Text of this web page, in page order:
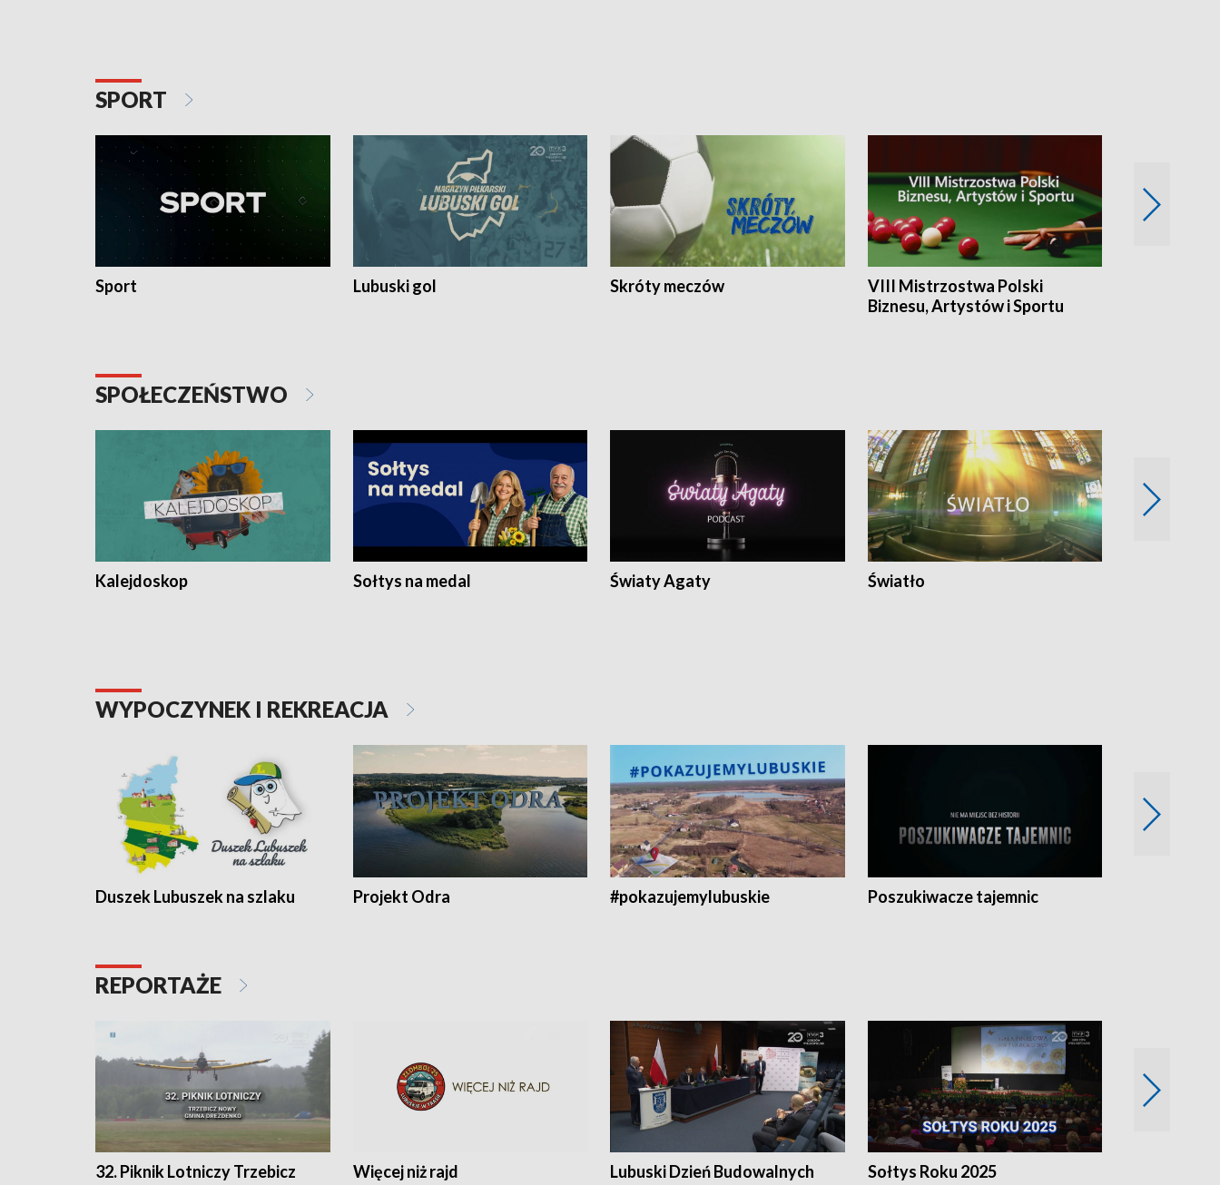
SPORT
Sport Lubuski gol Skróty meczów
VIII Mistrzostwa Polski
Biznesu, Artystów i Sportu
SPOŁECZEŃSTWO
Kalejdoskop Sołtys na medal Światy Agaty Światło
WYPOCZYNEK I REKREACJA
Duszek Lubuszek na szlaku Projekt Odra #pokazujemylubuskie Poszukiwacze tajemnic
REPORTAŻE
32. Piknik Lotniczy Trzebicz
Więcej niż rajd Lubuski Dzień Budowalnych Sołtys Roku 2025